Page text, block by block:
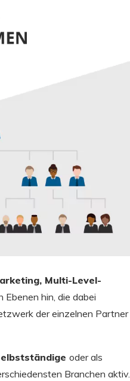
Multi-Level-
hin, die dabei
der einzelnen Partner
oder als
Branchen aktiv.